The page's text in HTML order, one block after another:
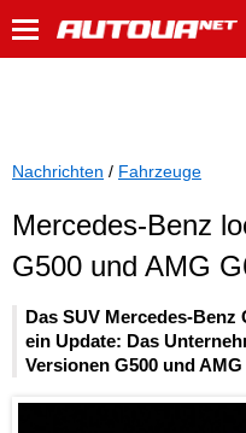
Nachrichten / Fahrzeuge
Mercedes-Benz
G500 und AMG
Das SUV Mercedes-Benz
ein Update: Das
Versionen G500 und